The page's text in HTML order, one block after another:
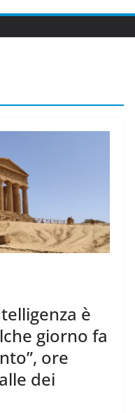
è
giorno fa
ore
dei